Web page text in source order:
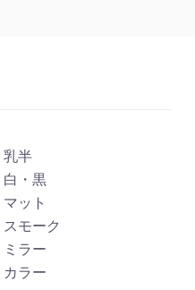
乳半
白・黒
マット
スモーク
ミラー
カラー